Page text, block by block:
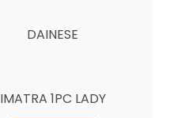
DAINESE
IMATRA 1PC LADY